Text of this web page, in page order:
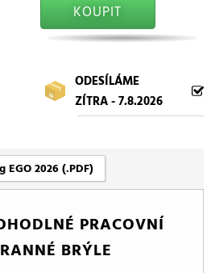
KOUPIT
ODESÍLÁME
ZÍTRA - 7.8.2026
2026 (.PDF)
PRACOVNÍ
BRÝLE